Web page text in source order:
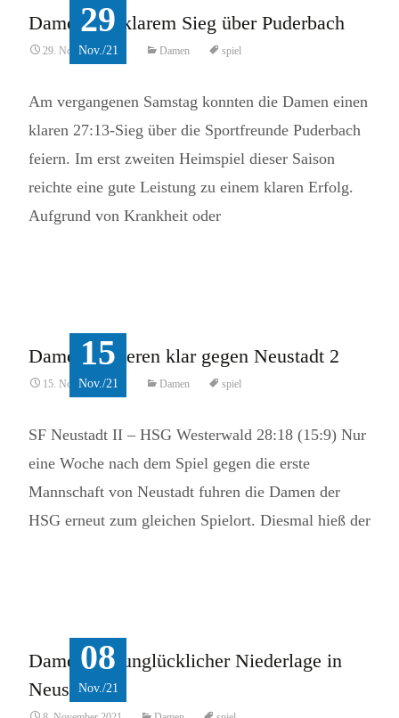
29
Nov./21
Damen mit klarem Sieg über Puderbach
29. November 2021 Damen spiel
Am vergangenen Samstag konnten die Damen einen
klaren 27:13-Sieg über die Sportfreunde Puderbach
feiern. Im erst zweiten Heimspiel dieser Saison
reichte eine gute Leistung zu einem klaren Erfolg.
Aufgrund von Krankheit oder
15
Nov./21
Damen verlieren klar gegen Neustadt 2
15. November 2021 Damen spiel
SF Neustadt II – HSG Westerwald 28:18 (15:9) Nur
eine Woche nach dem Spiel gegen die erste
Mannschaft von Neustadt fuhren die Damen der
HSG erneut zum gleichen Spielort. Diesmal hieß der
08
Nov./21
Damen mit unglücklicher Niederlage in
Neustadt